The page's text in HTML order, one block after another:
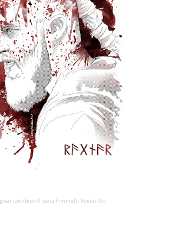
Lothbrok (Travis Fimmel) - Poster Art